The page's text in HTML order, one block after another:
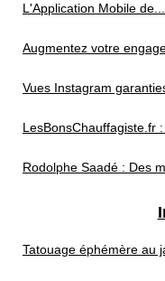
L'Application Mobile de...
Augmentez votre
Vues Instagram
LesBonsChauffagiste.fr
Rodolphe Saadé : Des
Tatouage éphémère au